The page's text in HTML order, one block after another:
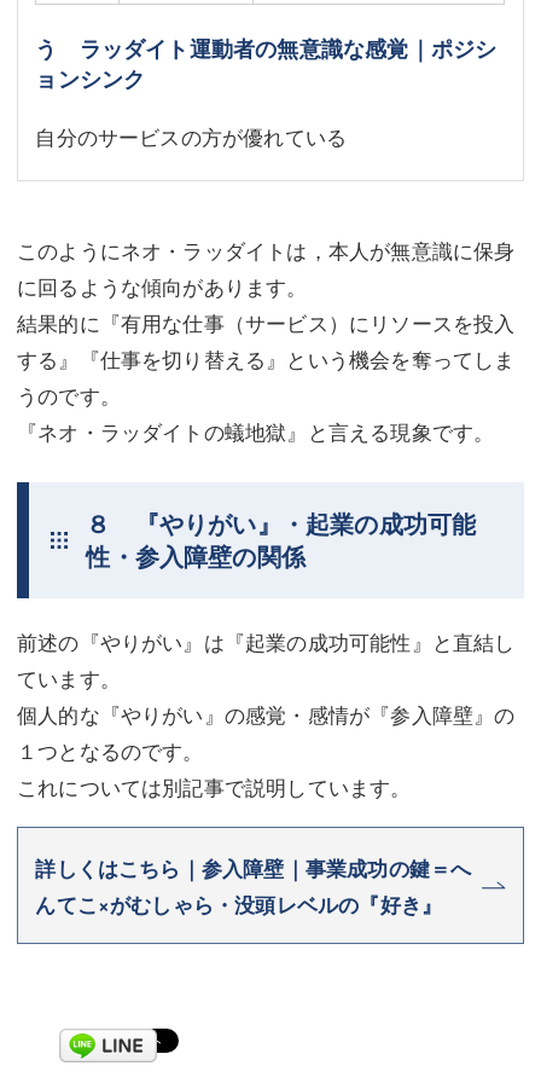
う ラッダイト運動者の無意識な感覚｜ポジシ
ョンシンク
自分のサービスの方が優れている
このようにネオ・ラッダイトは，本人が無意識に保身
に回るような傾向があります。
結果的に『有用な仕事（サービス）にリソースを投入
する』『仕事を切り替える』という機会を奪ってしま
うのです。
『ネオ・ラッダイトの蟻地獄』と言える現象です。
８ 『やりがい』・起業の成功可能
性・参入障壁の関係
前述の『やりがい』は『起業の成功可能性』と直結し
ています。
個人的な『やりがい』の感覚・感情が『参入障壁』の
１つとなるのです。
これについては別記事で説明しています。
詳しくはこちら｜参入障壁｜事業成功の鍵＝へ
んてこ×がむしゃら・没頭レベルの『好き』